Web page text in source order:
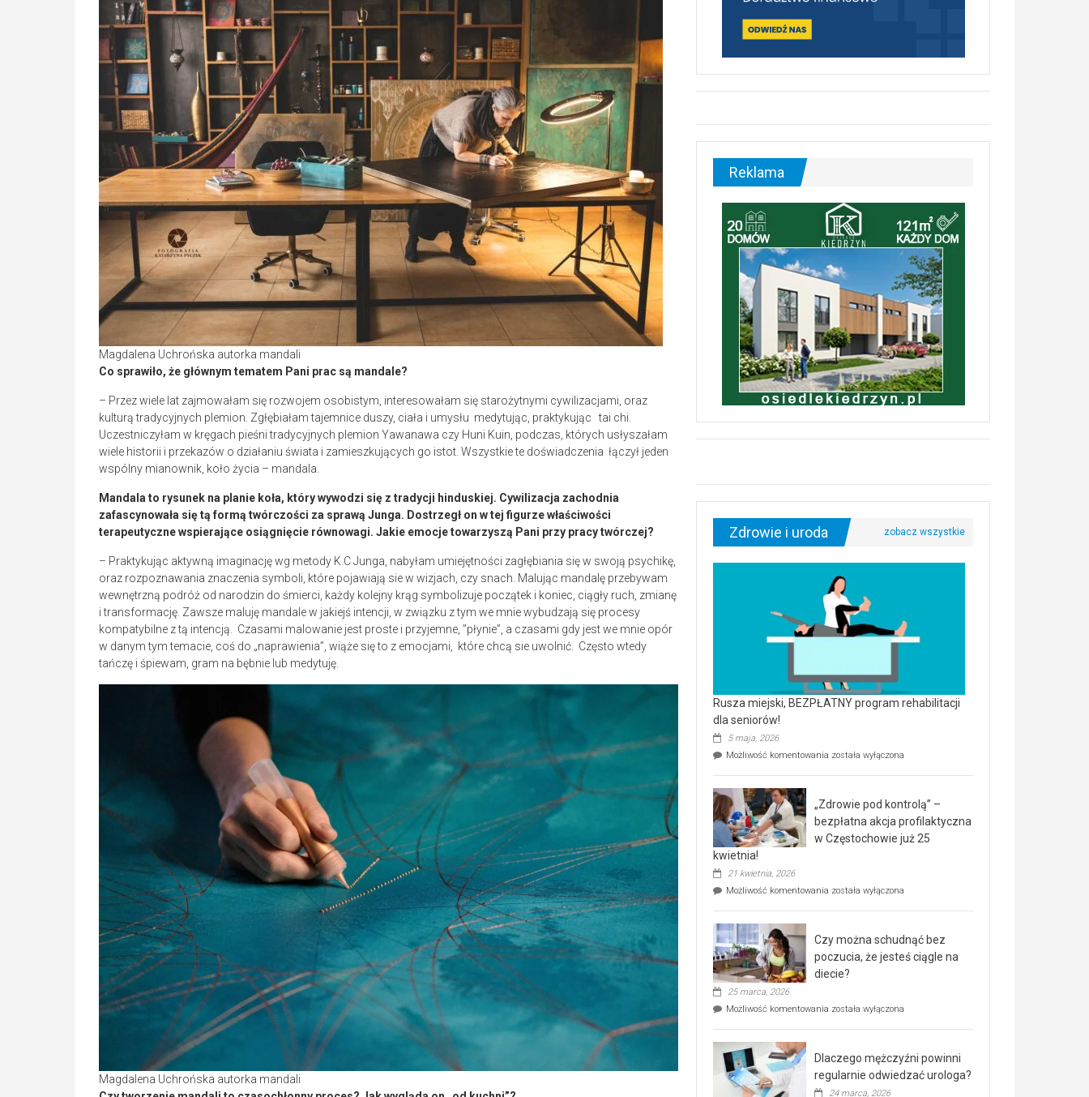
Magdalena Uchrońska autorka mandali
Co sprawiło, że głównym tematem Pani prac są mandale?
– Przez wiele lat zajmowałam się rozwojem osobistym, interesowałam się starożytnymi cywilizacjami, oraz
kulturą tradycyjnych plemion. Zgłębiałam tajemnice duszy, ciała i umysłu medytując, praktykując tai chi.
Uczestniczyłam w kręgach pieśni tradycyjnych plemion Yawanawa czy Huni Kuin, podczas, których usłyszałam
wiele historii i przekazów o działaniu świata i zamieszkujących go istot. Wszystkie te doświadczenia łączył jeden
wspólny mianownik, koło życia – mandala.
Mandala to rysunek na planie koła, który wywodzi się z tradycji hinduskiej. Cywilizacja zachodnia
zafascynowała się tą formą twórczości za sprawą Junga. Dostrzegł on w tej figurze właściwości
terapeutyczne wspierające osiągnięcie równowagi. Jakie emocje towarzyszą Pani przy pracy twórczej?
– Praktykując aktywną imaginację wg metody K.C Junga, nabyłam umiejętności zagłębiania się w swoją psychikę,
oraz rozpoznawania znaczenia symboli, które pojawiają sie w wizjach, czy snach. Malując mandalę przebywam
wewnętrzną podróż od narodzin do śmierci, każdy kolejny krąg symbolizuje początek i koniec, ciągły ruch, zmianę
i transformację. Zawsze maluję mandale w jakiejś intencji, w związku z tym we mnie wybudzają się procesy
kompatybilne z tą intencją. Czasami malowanie jest proste i przyjemne, ”płynie”, a czasami gdy jest we mnie opór
w danym tym temacie, coś do „naprawienia”, wiąże się to z emocjami, które chcą sie uwolnić. Często wtedy
tańczę i śpiewam, gram na bębnie lub medytuję.
Magdalena Uchrońska autorka mandali
Reklama
Zdrowie i uroda
Rusza miejski, BEZPŁATNY program rehabilitacji
dla seniorów!
5 maja, 2026
Możliwość komentowania Rusza
rehabilitacji
dla
seniorów!
została wyłączona
„Zdrowie pod kontrolą” –
bezpłatna akcja profilaktyczna
w Częstochowie już 25
kwietnia!
21 kwietnia, 2026
Możliwość komentowania „Zdrowie
bezpłatna
akcja
profilaktyczna
w
już
kwietnia!
została wyłączona
Czy można schudnąć bez
poczucia, że jesteś ciągle na
diecie?
25 marca, 2026
Możliwość komentowania Czy
poczucia,
że
została wyłączona
Dlaczego mężczyźni powinni
regularnie odwiedzać urologa?
24 marca, 2026